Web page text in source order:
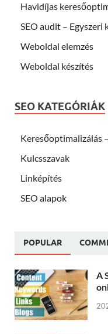
Havidíjas
SEO audit –
Weboldal elemzés
Weboldal készítés
SEO KATEGÓRIÁK
Keresőoptimalizálás
Kulcsszavak
Linképítés
SEO alapok
POPULAR
A